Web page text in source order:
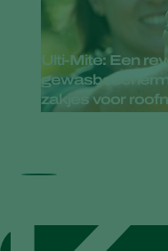
Ulti-Mite: Een
zakjes voor